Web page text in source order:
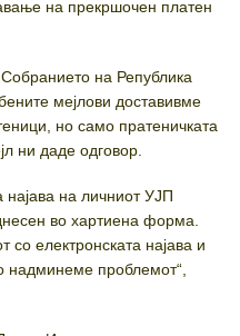
на прекршочен платен
на Република
мејлови доставивме
но само пратеничката
ни даде одговор.
најава на личниот УЈП
во хартиена форма.
електронската најава и
надминеме проблемот“,